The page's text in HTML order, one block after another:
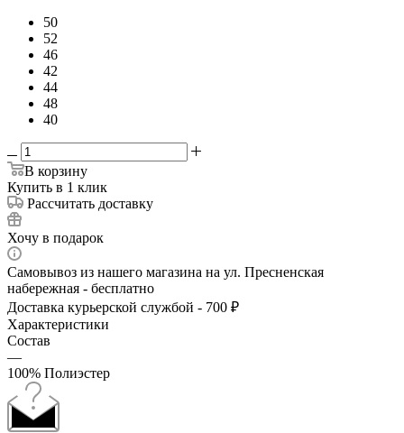
50
52
46
42
44
48
40
В корзину
Купить в 1 клик
Рассчитать доставку
Хочу в подарок
Самовывоз из нашего магазина на ул. Пресненская
набережная - бесплатно
Доставка курьерской службой - 700 ₽
Характеристики
Состав
—
100% Полиэстер